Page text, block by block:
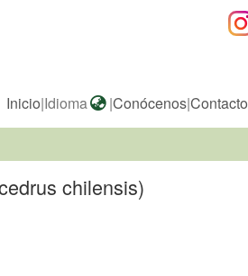
Inicio|Idioma |Conócenos|Contacto
chilensis)